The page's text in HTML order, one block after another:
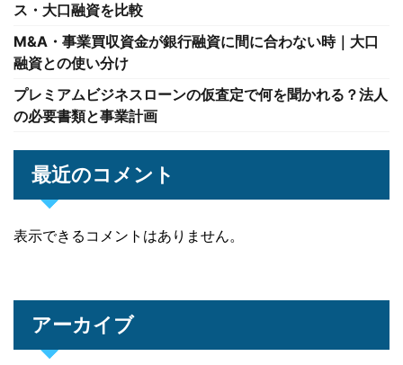
ス・大口融資を比較
M&A・事業買収資金が銀行融資に間に合わない時｜大口
融資との使い分け
プレミアムビジネスローンの仮査定で何を聞かれる？法人
の必要書類と事業計画
最近のコメント
表示できるコメントはありません。
アーカイブ